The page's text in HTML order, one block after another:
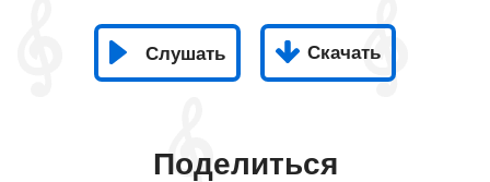
Слушать Скачать
Поделиться